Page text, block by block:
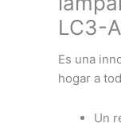
LC3-
Es una
hogar a
Un